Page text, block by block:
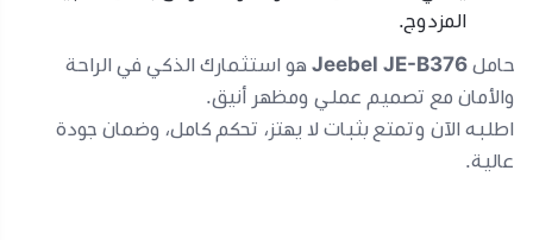
المزدوج.
حامل Jeebel JE-B376 هو استثمارك الذكي في الراحة
والأمان مع تصميم عملي ومظهر أنيق.
اطلبه الآن وتمتع بثبات لا يهتز، تحكم كامل، وضمان جودة
عالية.